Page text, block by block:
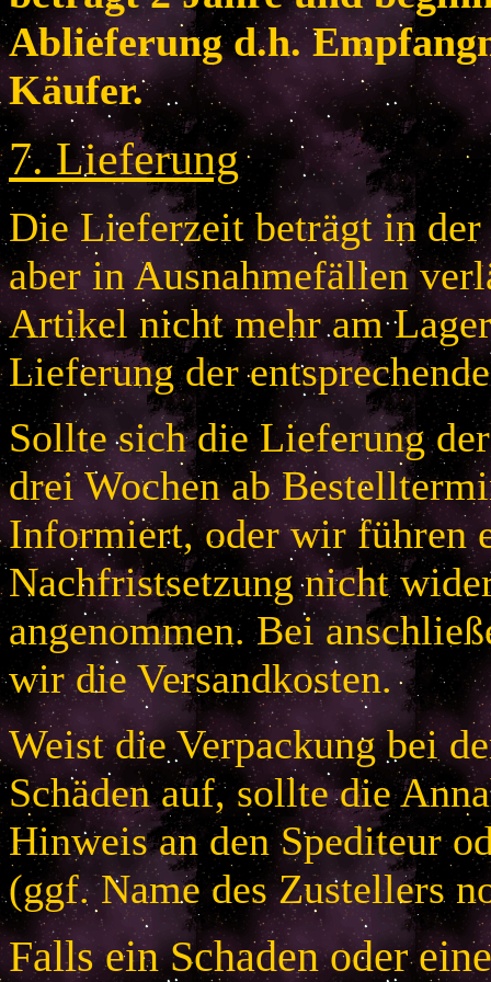
Ablieferung d.h.
Käufer.
7.Lieferung
Die Lieferzeit beträgt in der
aber in Ausnahmefällen
Artikel nicht mehr am
Lieferung der
Sollte sich die Lieferung
drei Wochen ab
Informiert, oder wir führen
Nachfristsetzung nicht
angenommen. Bei
wir die Versandkosten.
Weist die Verpackung bei
Schäden auf, sollte die
Hinweis an den Spediteur
(ggf. Name des Zustellers
Falls ein Schaden oder